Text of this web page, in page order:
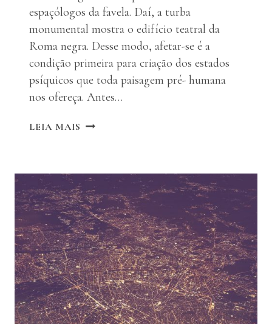
espaçólogos da favela. Daí, a turba
monumental mostra o edifício teatral da
Roma negra. Desse modo, afetar-se é a
condição primeira para criação dos estados
psíquicos que toda paisagem pré- humana
nos ofereça. Antes…
LEIA MAIS AFECTOESFERA:
DA
PORTA
BANDEIRA
E
MESTRE
SALA
NO
ESPAÇO
RACIAL